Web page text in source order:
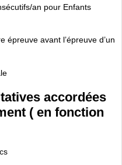
an pour Enfants
épreuve avant l’épreuve d’un
accordées
( en fonction